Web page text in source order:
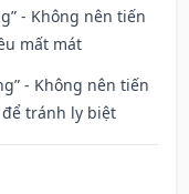
- Không nên tiến
mất mát
- Không nên tiến
tránh ly biệt